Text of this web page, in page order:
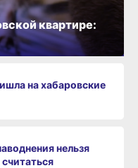
на хабаровские
нельзя
квартире: